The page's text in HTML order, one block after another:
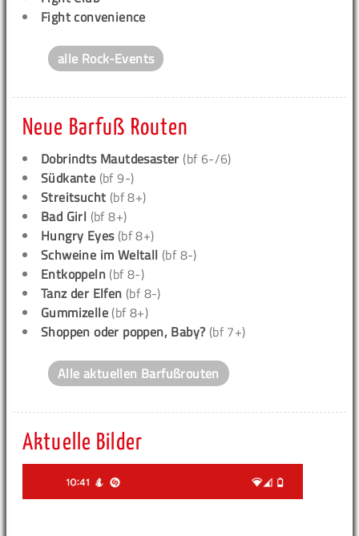
Fight convenience
alle Rock-Events
Neue Barfuß Routen
Dobrindts Mautdesaster (bf 6-/6)
Südkante (bf 9-)
Streitsucht (bf 8+)
Bad Girl (bf 8+)
Hungry Eyes(bf 8+)
Schweine im Weltall (bf 8-)
Entkoppeln (bf 8-)
Tanz der Elfen (bf 8-)
Gummizelle (bf 8+)
Shoppen oder poppen, Baby? (bf 7+)
Alle aktuellen Barfußrouten
Aktuelle Bilder